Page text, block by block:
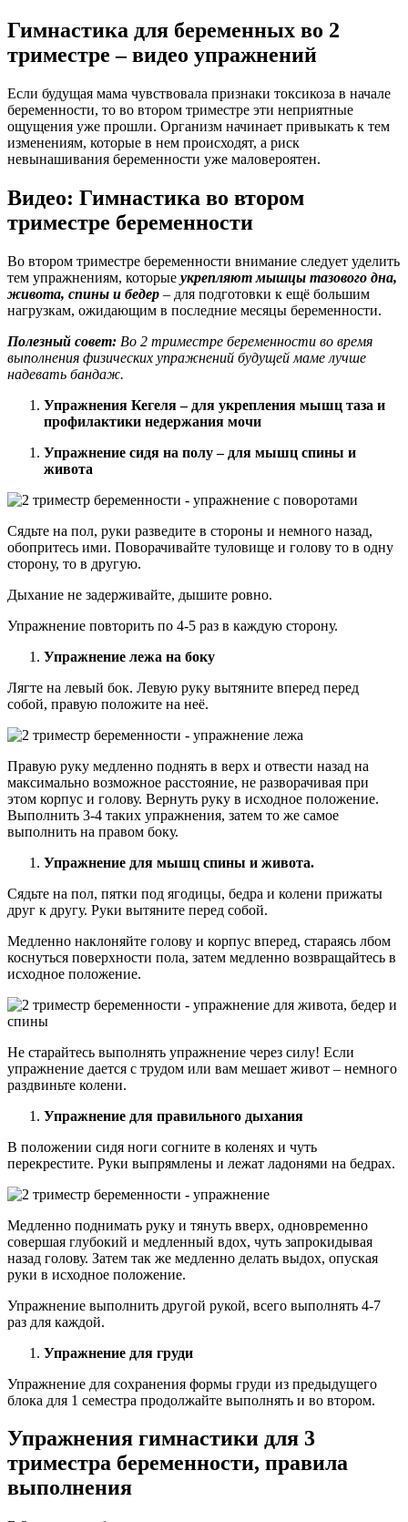
Гимнастика для беременных во 2
триместре – видео упражнений
Если будущая мама чувствовала признаки токсикоза в начале
беременности, то во втором триместре эти неприятные
ощущения уже прошли. Организм начинает привыкать к тем
изменениям, которые в нем происходят, а риск
невынашивания беременности уже маловероятен.
Видео: Гимнастика во втором
триместре беременности
Во втором триместре беременности внимание следует уделить
тем упражнениям, которые укрепляют мышцы тазового дна,
живота, спины и бедер – для подготовки к ещё большим
нагрузкам, ожидающим в последние месяцы беременности.
Полезный совет: Во 2 триместре беременности во время
выполнения физических упражнений будущей маме лучше
надевать бандаж.
Упражнения Кегеля – для укрепления мышц таза и
профилактики недержания мочи
Упражнение сидя на полу – для мышц спины и
живота
Сядьте на пол, руки разведите в стороны и немного назад,
обопритесь ими. Поворачивайте туловище и голову то в одну
сторону, то в другую.
Дыхание не задерживайте, дышите ровно.
Упражнение повторить по 4-5 раз в каждую сторону.
Упражнение лежа на боку
Лягте на левый бок. Левую руку вытяните вперед перед
собой, правую положите на неё.
Правую руку медленно поднять в верх и отвести назад на
максимально возможное расстояние, не разворачивая при
этом корпус и голову. Вернуть руку в исходное положение.
Выполнить 3-4 таких упражнения, затем то же самое
выполнить на правом боку.
Упражнение для мышц спины и живота.
Сядьте на пол, пятки под ягодицы, бедра и колени прижаты
друг к другу. Руки вытяните перед собой.
Медленно наклоняйте голову и корпус вперед, стараясь лбом
коснуться поверхности пола, затем медленно возвращайтесь в
исходное положение.
Не старайтесь выполнять упражнение через силу! Если
упражнение дается с трудом или вам мешает живот – немного
раздвиньте колени.
Упражнение для правильного дыхания
В положении сидя ноги согните в коленях и чуть
перекрестите. Руки выпрямлены и лежат ладонями на бедрах.
Медленно поднимать руку и тянуть вверх, одновременно
совершая глубокий и медленный вдох, чуть запрокидывая
назад голову. Затем так же медленно делать выдох, опуская
руки в исходное положение.
Упражнение выполнить другой рукой, всего выполнять 4-7
раз для каждой.
Упражнение для груди
Упражнение для сохранения формы груди из предыдущего
блока для 1 семестра продолжайте выполнять и во втором.
Упражнения гимнастики для 3
триместра беременности, правила
выполнения